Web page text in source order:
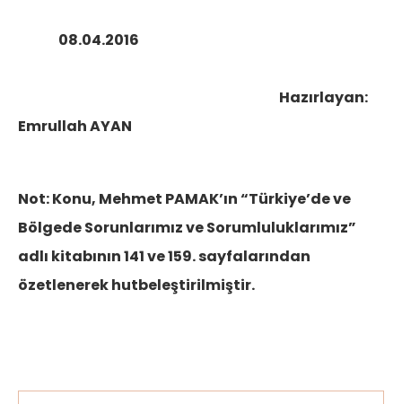
08.04.2016
Hazırlayan:
Emrullah AYAN
Not: Konu, Mehmet PAMAK’ın “Türkiye’de ve
Bölgede Sorunlarımız ve Sorumluluklarımız”
adlı kitabının 141 ve 159. sayfalarından
özetlenerek hutbeleştirilmiştir.